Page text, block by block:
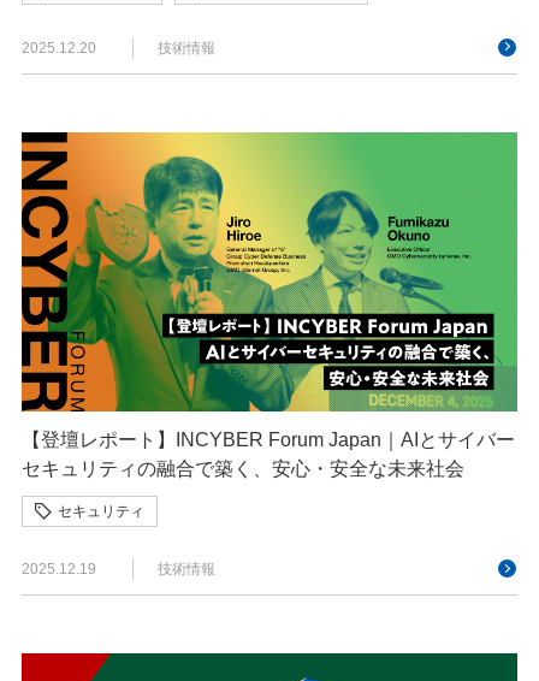
2025.12.20 技術情報
【登壇レポート】INCYBER Forum Japan｜AIとサイバー
セキュリティの融合で築く、安心・安全な未来社会
セキュリティ
2025.12.19 技術情報